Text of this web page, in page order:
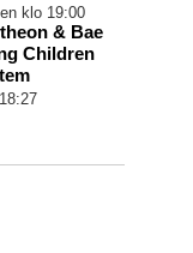
klo 19:00
& Bae
Children